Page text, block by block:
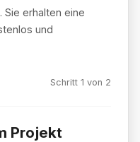
Sie erhalten eine
und
Schritt 1 von 2
Projekt